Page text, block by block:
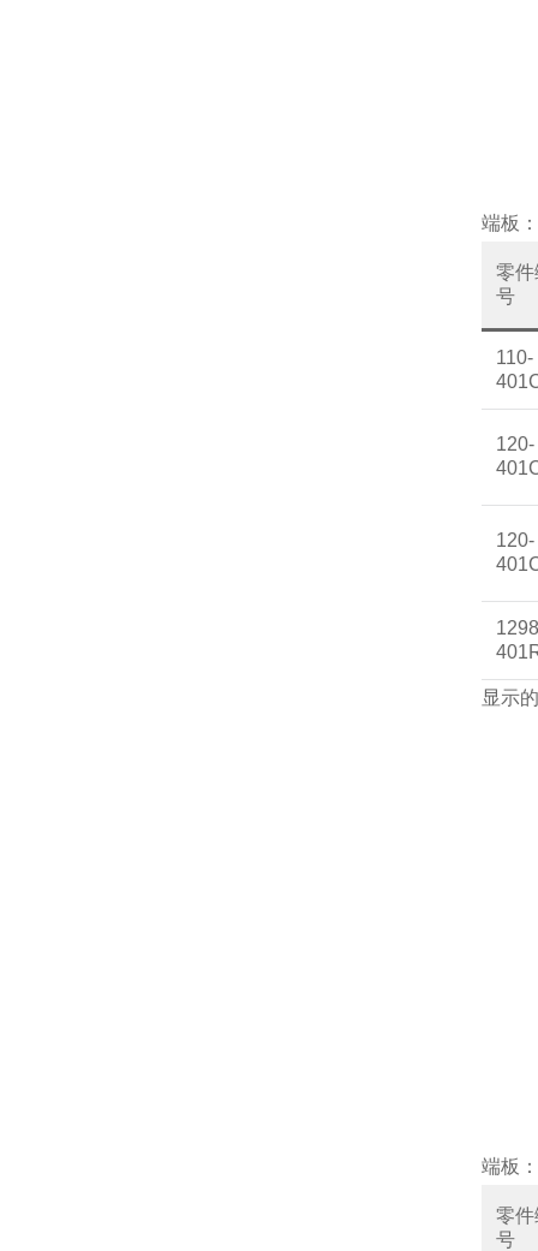
端板
零件
号
110-
120-
120-
显示
端板
零件
号